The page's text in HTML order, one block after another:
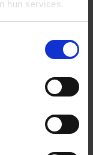
hun services.
V4A